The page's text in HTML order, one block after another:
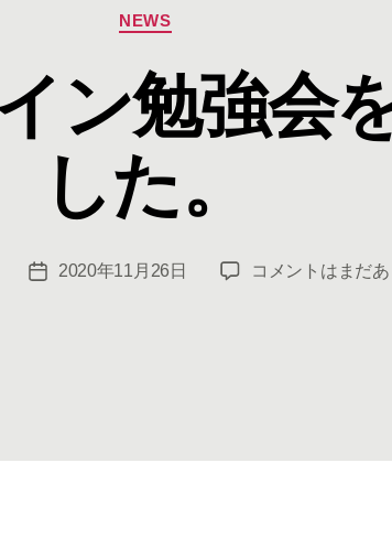
カ
テ
リ
ー
NEWS
ン勉強会
した。
投
2020年11月26日
第
コメントはまだ